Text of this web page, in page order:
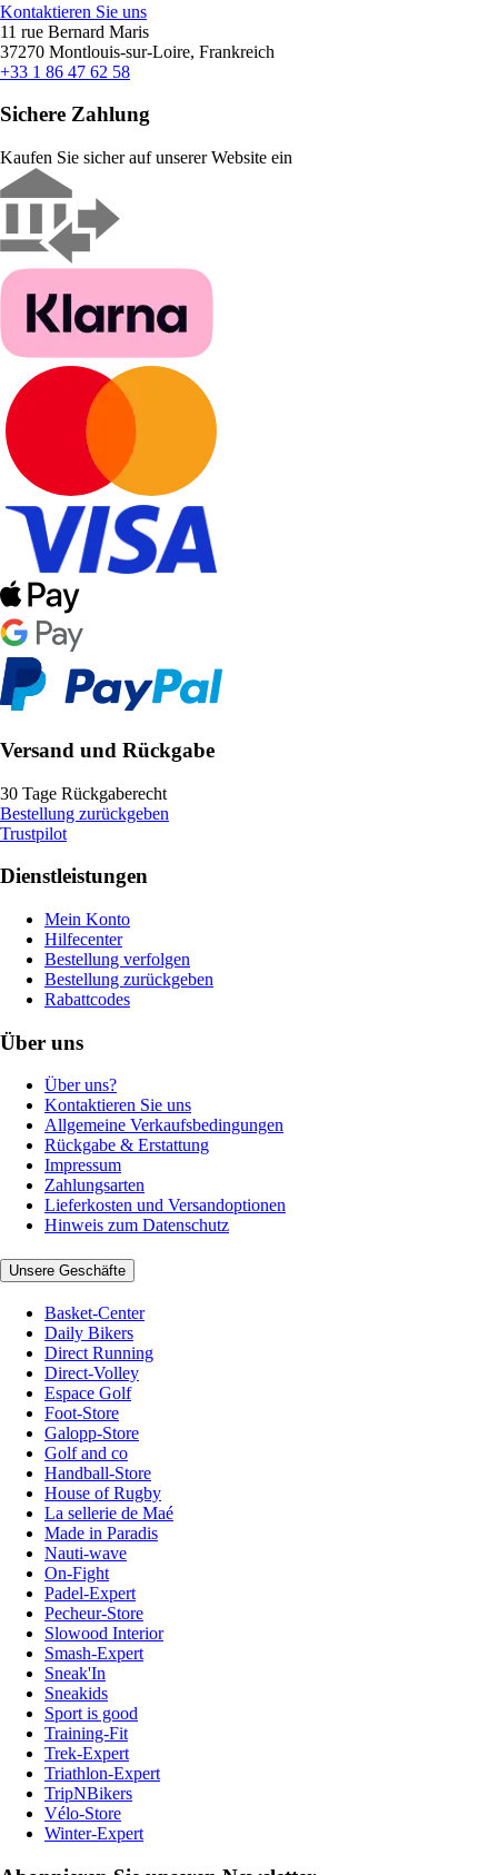
Kontaktieren Sie uns
11 rue Bernard Maris
37270 Montlouis-sur-Loire, Frankreich
+33 1 86 47 62 58
Sichere Zahlung
Kaufen Sie sicher auf unserer Website ein
Versand und Rückgabe
30 Tage Rückgaberecht
Bestellung zurückgeben
Trustpilot
Dienstleistungen
Mein Konto
Hilfecenter
Bestellung verfolgen
Bestellung zurückgeben
Rabattcodes
Über uns
Über uns?
Kontaktieren Sie uns
Allgemeine Verkaufsbedingungen
Rückgabe & Erstattung
Impressum
Zahlungsarten
Lieferkosten und Versandoptionen
Hinweis zum Datenschutz
Unsere Geschäfte
Basket-Center
Daily Bikers
Direct Running
Direct-Volley
Espace Golf
Foot-Store
Galopp-Store
Golf and co
Handball-Store
House of Rugby
La sellerie de Maé
Made in Paradis
Nauti-wave
On-Fight
Padel-Expert
Pecheur-Store
Slowood Interior
Smash-Expert
Sneak'In
Sneakids
Sport is good
Training-Fit
Trek-Expert
Triathlon-Expert
TripNBikers
Vélo-Store
Winter-Expert